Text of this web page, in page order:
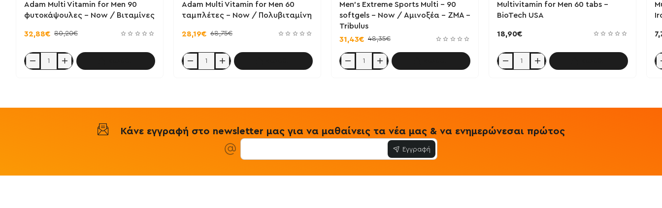
Adam Multi Vitamin for Men 90
φυτοκάψουλες - Now / Βιταμίνες
32,88€ 80,20€
Adam
Multi
Adam Multi Vitamin for Men 60
ταμπλέτες - Now / Πολυβιταμίνη
28,19€ 68,75€
Adam
Multi
Now
/
Men's Extreme Sports Multi - 90
softgels - Now / Αμινοξέα - ΖΜΑ -
Tribulus
31,43€ 48,35€
Men's
Extreme
Now
/
ΖΜΑ
Multivitamin for Men 60 tabs -
BioTech USA
18,90€
Multivitamin
for
Κάνε εγγραφή στο newsletter μας για να μαθαίνεις τα νέα μας & να ενημερώνεσαι πρώτος
Εγγραφή